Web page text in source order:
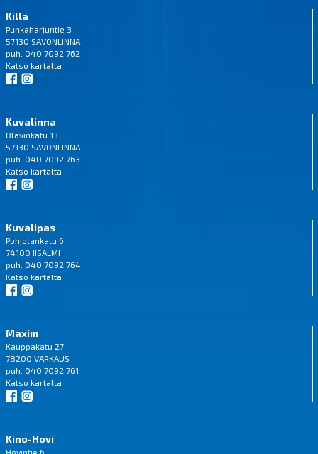
Killa
Punkaharjuntie 3
57130 SAVONLINNA
puh. 040 7092 762
Katso kartalta
Kuvalinna
Olavinkatu 13
57130 SAVONLINNA
puh. 040 7092 763
Katso kartalta
Kuvalipas
Pohjolankatu 6
74100 IISALMI
puh. 040 7092 764
Katso kartalta
Maxim
Kauppakatu 27
78200 VARKAUS
puh. 040 7092 761
Katso kartalta
Kino-Hovi
Hovintie 6